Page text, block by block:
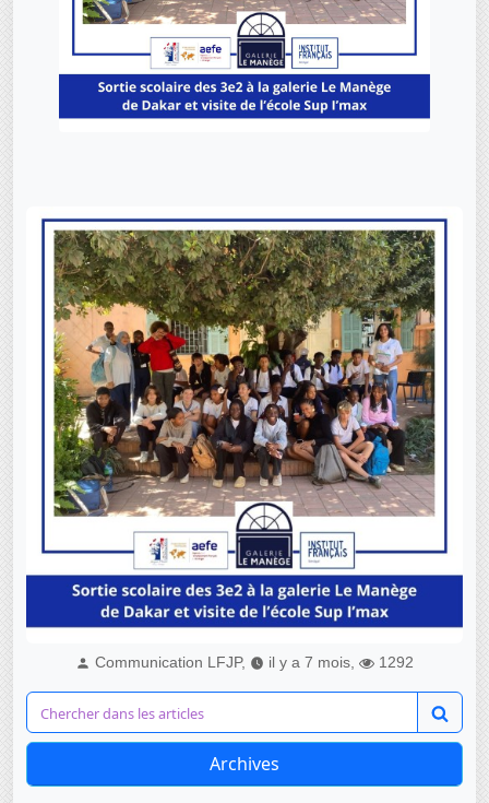
Communication LFJP, il y a 7 mois, 1292
Archives